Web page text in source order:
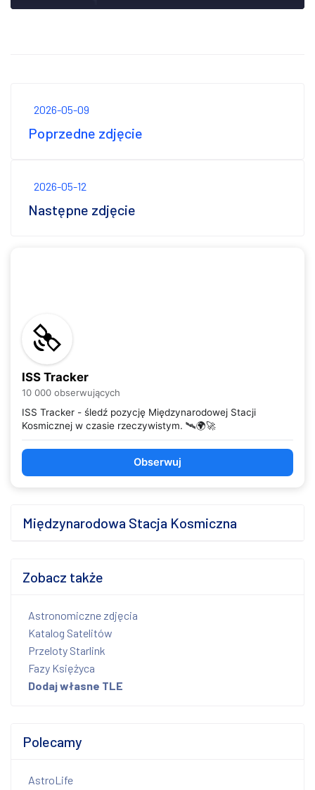
2026-05-09
Poprzedne zdjęcie
2026-05-12
Następne zdjęcie
ISS Tracker
10 000 obserwujących
ISS Tracker - śledź pozycję Międzynarodowej Stacji
Kosmicznej w czasie rzeczywistym. 🛰️🌍🚀
Obserwuj
Międzynarodowa Stacja Kosmiczna
Zobacz także
Astronomiczne zdjęcia
Katalog Satelitów
Przeloty Starlink
Fazy Księżyca
Dodaj własne TLE
Polecamy
AstroLife